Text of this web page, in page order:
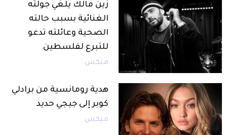
زين مالك يلغي جولته
الغنائية بسبب حالته
الصحية وعائلته تدعو
للتبرع لفلسطين
ميكس
هدية رومانسية من برادلي
كوبر إلى جيجي حديد
ميكس